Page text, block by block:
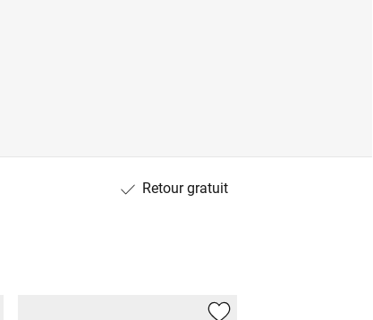
Retour gratuit